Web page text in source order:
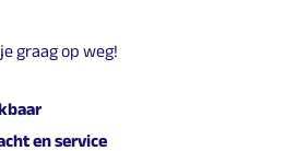
er?
graag op weg!
en service